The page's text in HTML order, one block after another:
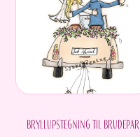
Bryllupstegning til brudepar